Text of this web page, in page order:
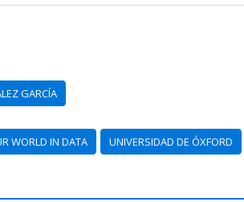
GARCÍA
WORLD IN DATA UNIVERSIDAD DE ÓXFORD